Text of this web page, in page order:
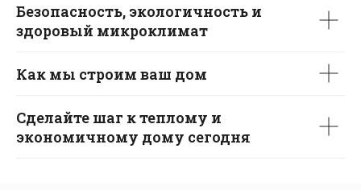
Безопасность, экологичность и
здоровый микроклимат
Как мы строим ваш дом
Сделайте шаг к теплому и
экономичному дому сегодня
Заказать звонок
+7 812 401-65-88
info@sipsystems.ru